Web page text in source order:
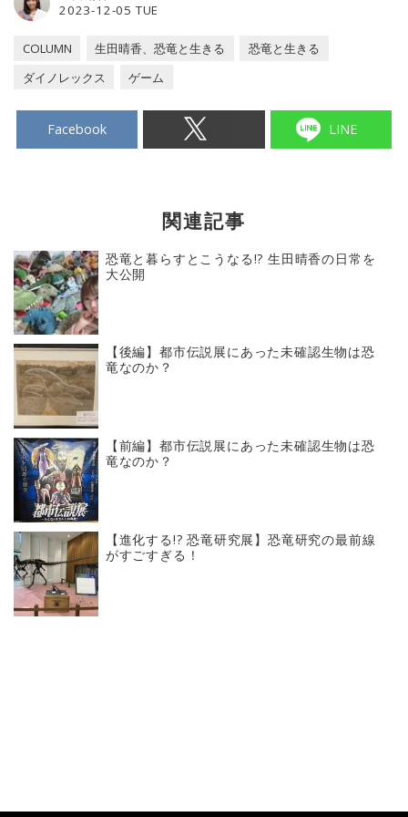
2023-12-05 TUE
COLUMN 生田晴香、恐竜と生きる
恐竜と生きる
ダイノレックス
ゲーム
Facebook LINE
関連記事
恐竜と暮らすとこうなる!? 生田晴香の日常を
大公開
【後編】都市伝説展にあった未確認生物は恐
竜なのか？
【前編】都市伝説展にあった未確認生物は恐
竜なのか？
【進化する!? 恐竜研究展】恐竜研究の最前線
がすごすぎる！